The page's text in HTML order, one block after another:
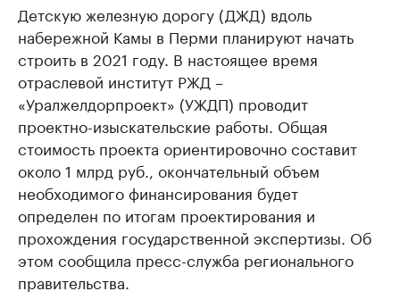
Детскую железную дорогу (ДЖД) вдоль
набережной Камы в Перми планируют начать
строить в 2021 году. В настоящее время
отраслевой институт РЖД –
«Уралжелдорпроект» (УЖДП) проводит
проектно-изыскательские работы. Общая
стоимость проекта ориентировочно составит
около 1 млрд руб., окончательный объем
необходимого финансирования будет
определен по итогам проектирования и
прохождения государственной экспертизы. Об
этом сообщила пресс-служба регионального
правительства.